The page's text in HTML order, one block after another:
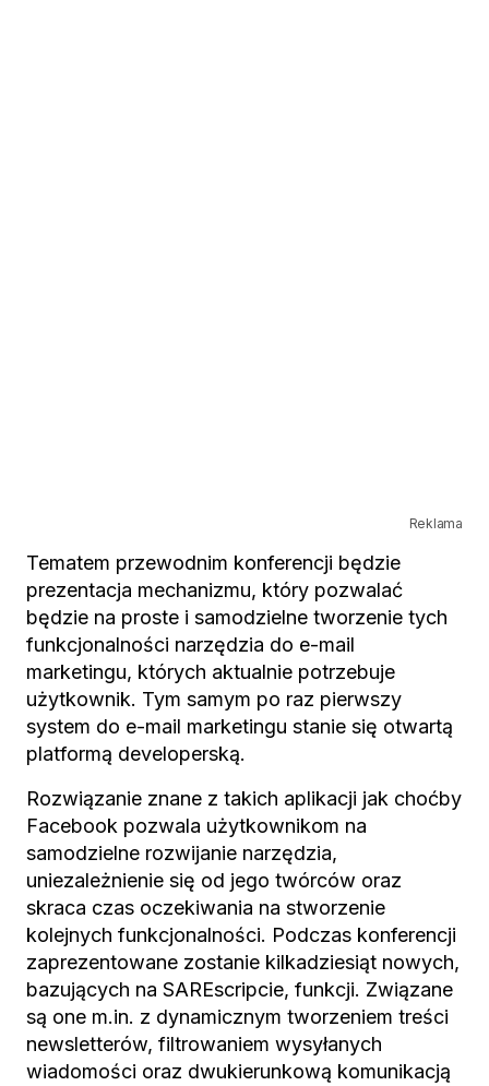
Reklama
Tematem przewodnim konferencji będzie
prezentacja mechanizmu, który pozwalać
będzie na proste i samodzielne tworzenie tych
funkcjonalności narzędzia do e-mail
marketingu, których aktualnie potrzebuje
użytkownik. Tym samym po raz pierwszy
system do e-mail marketingu stanie się otwartą
platformą developerską.
Rozwiązanie znane z takich aplikacji jak choćby
Facebook pozwala użytkownikom na
samodzielne rozwijanie narzędzia,
uniezależnienie się od jego twórców oraz
skraca czas oczekiwania na stworzenie
kolejnych funkcjonalności. Podczas konferencji
zaprezentowane zostanie kilkadziesiąt nowych,
bazujących na SAREscripcie, funkcji. Związane
są one m.in. z dynamicznym tworzeniem treści
newsletterów, filtrowaniem wysyłanych
wiadomości oraz dwukierunkową komunikacją